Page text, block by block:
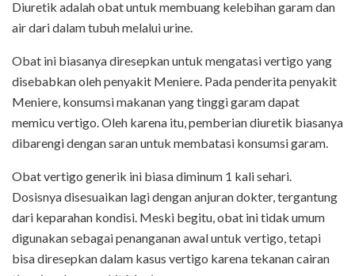
Diuretik adalah obat untuk membuang kelebihan garam dan
air dari dalam tubuh melalui urine.
Obat ini biasanya diresepkan untuk mengatasi vertigo yang
disebabkan oleh penyakit Meniere. Pada penderita penyakit
Meniere, konsumsi makanan yang tinggi garam dapat
memicu vertigo. Oleh karena itu, pemberian diuretik biasanya
dibarengi dengan saran untuk membatasi konsumsi garam.
Obat vertigo generik ini biasa diminum 1 kali sehari.
Dosisnya disesuaikan lagi dengan anjuran dokter, tergantung
dari keparahan kondisi. Meski begitu, obat ini tidak umum
digunakan sebagai penanganan awal untuk vertigo, tetapi
bisa diresepkan dalam kasus vertigo karena tekanan cairan